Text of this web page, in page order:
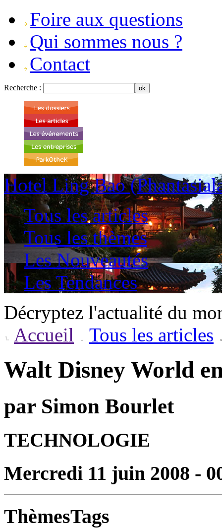
Foire aux questions
Qui sommes nous ?
Contact
Recherche :
Hotel Ling Bao
Tous les articles
Tous les thèmes
Les Nouveautés
Les Tendances
Décryptez l'actualité du
Accueil
Tous les articles
Walt Disney World
par Simon Bourlet
TECHNOLOGIE
Mercredi 11 juin 2008 -
ThèmesTags